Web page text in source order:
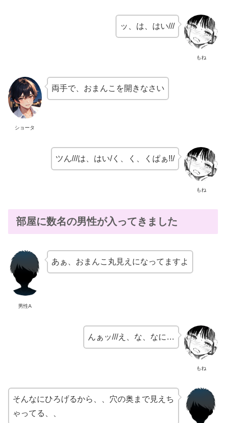
もね
ッ、は、はい///
ショータ
両手で、おまんこを開きなさい
もね
ツん///は、はい/く、く、くぱぁ!!/
部屋に数名の男性が入ってきました
男性A
あぁ、おまんこ丸見えになってますよ
もね
んぁッ///え、な、なに…
そんなにひろげるから、、穴の奥まで見えち
ゃってる、、